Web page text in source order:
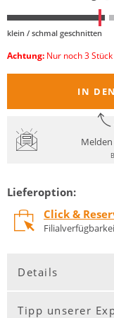
klein / schmal geschnitten
Achtung: Nur noch 3
IN
Melden
Lieferoption:
Click &
Details
Tipp unserer